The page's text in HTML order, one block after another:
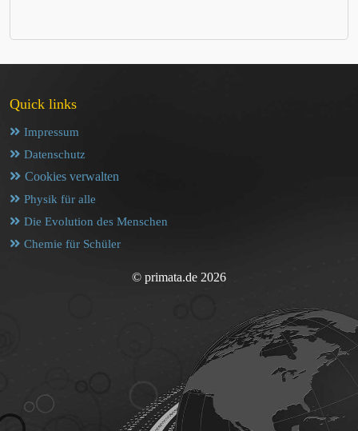
Quick links
Impressum
Datenschutz
Cookies verwalten
Physik für alle
Die Evolution des Menschen
Chemie für Schüler
© primata.de 2026